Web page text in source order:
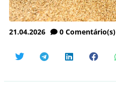
21.04.2026 0 Comentário(s)